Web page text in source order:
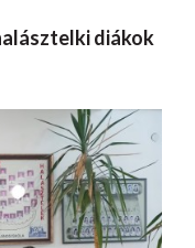
diákok